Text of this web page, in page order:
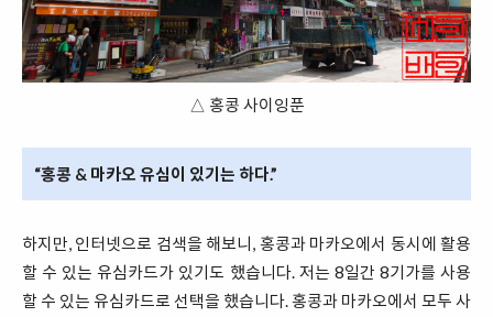
△ 홍콩 사이잉푼
“홍콩 & 마카오 유심이 있기는 하다.”
하지만, 인터넷으로 검색을 해보니, 홍콩과 마카오에서 동시에 활용
할 수 있는 유심카드가 있기도 했습니다. 저는 8일간 8기가를 사용
할 수 있는 유심카드로 선택을 했습니다. 홍콩과 마카오에서 모두 사